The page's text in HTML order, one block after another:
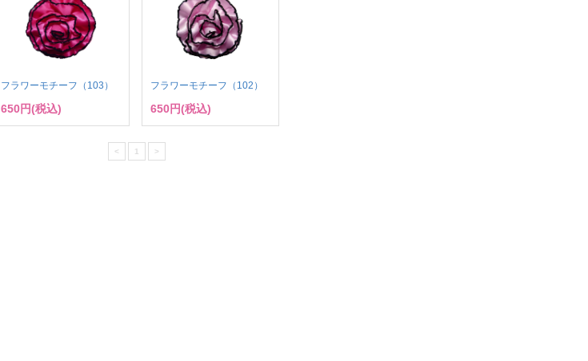
フラワーモチーフ（103）
650円(税込)
フラワーモチーフ（102）
650円(税込)
< 1 >